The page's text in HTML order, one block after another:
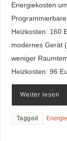
Energiekosten
Heizkosten: 160
modernes Gerät
weniger
Heizkosten: 96
Weiter lesen
Tagged